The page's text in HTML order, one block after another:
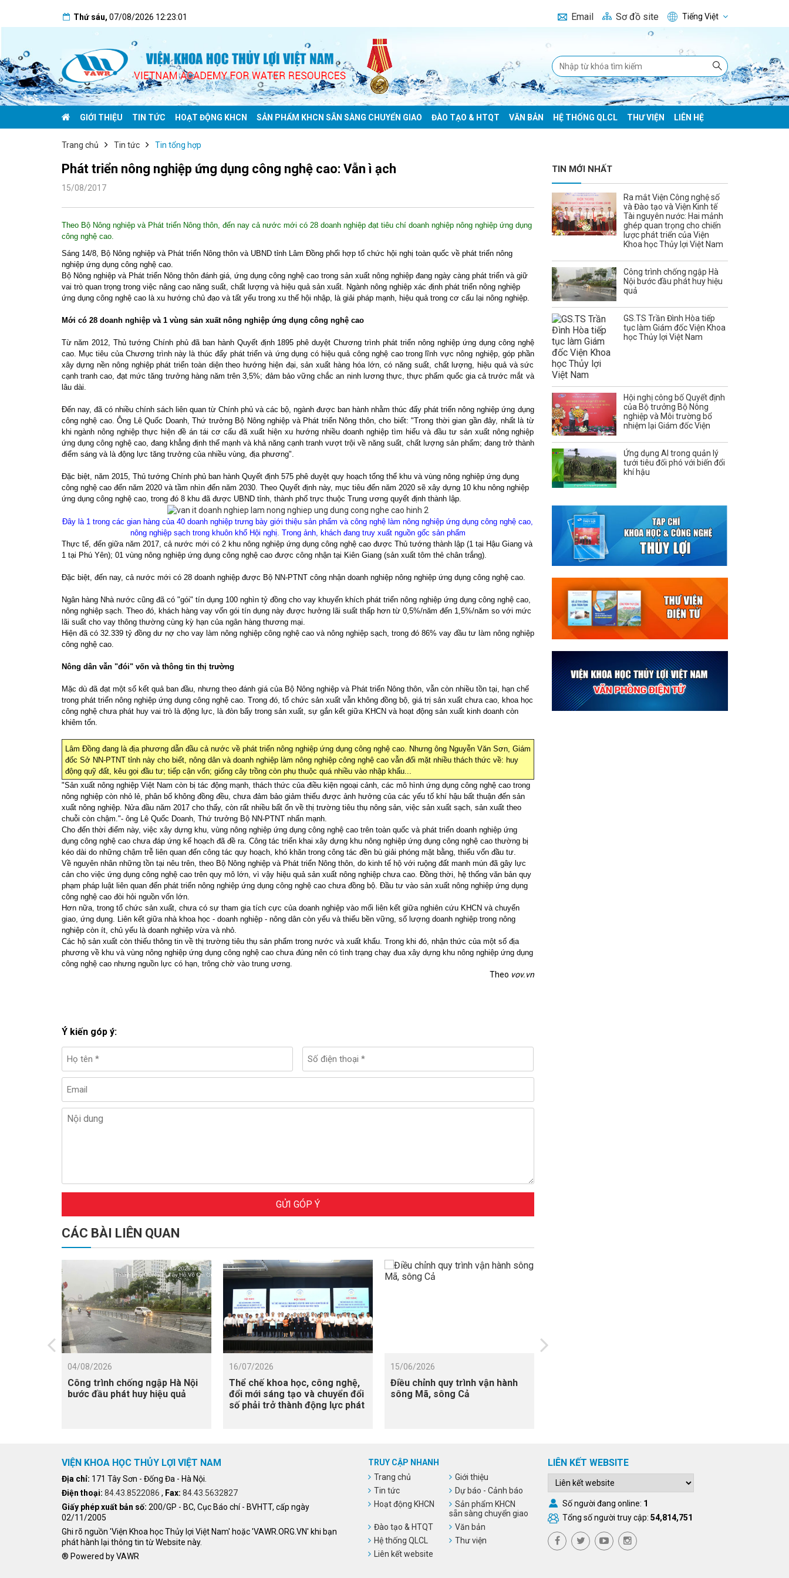
Thứ sáu, 07/08/2026 12:23:02 Email Sơ đồ site Tiếng Việt
GIỚI THIỆU TIN TỨC HOẠT ĐỘNG KHCN SẢN PHẨM KHCN SẴN SÀNG CHUYỂN GIAO ĐÀO TẠO & HTQT VĂN BẢN HỆ THỐNG QLCL THƯ VIỆN LIÊN HỆ
Trang chủ Tin tức Tin tổng hợp
Phát triển nông nghiệp ứng dụng công nghệ cao: Vẫn ì ạch
15/08/2017
Theo Bộ Nông nghiệp và Phát triển Nông thôn, đến nay cả nước mới có 28 doanh nghiệp đạt tiêu chí doanh nghiệp nông nghiệp ứng dụng
công nghệ cao.
Sáng 14/8, Bộ Nông nghiệp và Phát triển Nông thôn và UBND tỉnh Lâm Đồng phối hợp tổ chức hội nghị toàn quốc về phát triển nông
nghiệp ứng dụng công nghệ cao.
Bộ Nông nghiệp và Phát triển Nông thôn đánh giá, ứng dụng công nghệ cao trong sản xuất nông nghiệp đang ngày càng phát triển và giữ
vai trò quan trọng trong việc nâng cao năng suất, chất lượng và hiệu quả sản xuất. Ngành nông nghiệp xác định phát triển nông nghiệp
ứng dụng công nghệ cao là xu hướng chủ đạo và tất yếu trong xu thế hội nhập, là giải pháp mạnh, hiệu quả trong cơ cấu lại nông nghiệp.
Mới có 28 doanh nghiệp và 1 vùng sản xuất nông nghiệp ứng dụng công nghệ cao
Từ năm 2012, Thủ tướng Chính phủ đã ban hành Quyết định 1895 phê duyệt Chương trình phát triển nông nghiệp ứng dụng công nghệ
cao. Mục tiêu của Chương trình này là thúc đẩy phát triển và ứng dụng có hiệu quả công nghệ cao trong lĩnh vực nông nghiệp, góp phần
xây dựng nền nông nghiệp phát triển toàn diện theo hướng hiện đại, sản xuất hàng hóa lớn, có năng suất, chất lượng, hiệu quả và sức
cạnh tranh cao, đạt mức tăng trưởng hàng năm trên 3,5%; đảm bảo vững chắc an ninh lương thực, thực phẩm quốc gia cả trước mắt và
lâu dài.
Đến nay, đã có nhiều chính sách liên quan từ Chính phủ và các bộ, ngành được ban hành nhằm thúc đẩy phát triển nông nghiệp ứng dụng
công nghệ cao. Ông Lê Quốc Doanh, Thứ trưởng Bộ Nông nghiệp và Phát triển Nông thôn, cho biết: "Trong thời gian gần đây, nhất là từ
khi ngành nông nghiệp thực hiện đề án tái cơ cấu đã xuất hiện xu hướng nhiều doanh nghiệp tìm hiểu và đầu tư sản xuất nông nghiệp
ứng dụng công nghệ cao, đang khẳng định thế mạnh và khả năng cạnh tranh vượt trội về năng suất, chất lượng sản phẩm; đang trở thành
điểm sáng và là động lực tăng trưởng của nhiều vùng, địa phương".
Đặc biệt, năm 2015, Thủ tướng Chính phủ ban hành Quyết định 575 phê duyệt quy hoạch tổng thể khu và vùng nông nghiệp ứng dụng
công nghệ cao đến năm 2020 và tầm nhìn đến năm 2030. Theo Quyết định này, mục tiêu đến năm 2020 sẽ xây dựng 10 khu nông nghiệp
ứng dụng công nghệ cao, trong đó 8 khu đã được UBND tỉnh, thành phố trực thuộc Trung ương quyết định thành lập.
Đây là 1 trong các gian hàng của 40 doanh nghiệp trưng bày giới thiệu sản phẩm và công nghệ làm nông nghiệp ứng dụng công nghệ cao,
nông nghiệp sạch trong khuôn khổ Hội nghị. Trong ảnh, khách đang truy xuất nguồn gốc sản phẩm
Thực tế, đến giữa năm 2017, cả nước mới có 2 khu nông nghiệp ứng dụng công nghệ cao được Thủ tướng thành lập (1 tại Hậu Giang và
1 tại Phú Yên); 01 vùng nông nghiệp ứng dụng công nghệ cao được công nhận tại Kiên Giang (sản xuất tôm thẻ chân trắng).
Đặc biệt, đến nay, cả nước mới có 28 doanh nghiệp được Bộ NN-PTNT công nhận doanh nghiệp nông nghiệp ứng dụng công nghệ cao.
Ngân hàng Nhà nước cũng đã có "gói" tín dụng 100 nghìn tỷ đồng cho vay khuyến khích phát triển nông nghiệp ứng dụng công nghệ cao,
nông nghiệp sạch. Theo đó, khách hàng vay vốn gói tín dụng này được hưởng lãi suất thấp hơn từ 0,5%/năm đến 1,5%/năm so với mức
lãi suất cho vay thông thường cùng kỳ hạn của ngân hàng thương mại.
Hiện đã có 32.339 tỷ đồng dư nợ cho vay làm nông nghiệp công nghệ cao và nông nghiệp sạch, trong đó 86% vay đầu tư làm nông nghiệp
công nghệ cao.
Nông dân vẫn "đói" vốn và thông tin thị trường
Mặc dù đã đạt một số kết quả ban đầu, nhưng theo đánh giá của Bộ Nông nghiệp và Phát triển Nông thôn, vẫn còn nhiều tồn tại, hạn chế
trong phát triển nông nghiệp ứng dụng công nghệ cao. Trong đó, tổ chức sản xuất vẫn không đồng bộ, giá trị sản xuất chưa cao, khoa học
công nghệ chưa phát huy vai trò là động lực, là đòn bẩy trong sản xuất, sự gắn kết giữa KHCN và hoạt động sản xuất kinh doanh còn
khiêm tốn.
Lâm Đồng đang là địa phương dẫn đầu cả nước về phát triển nông nghiệp ứng dụng công nghệ cao. Nhưng ông Nguyễn Văn Sơn, Giám
đốc Sở NN-PTNT tỉnh này cho biết, nông dân và doanh nghiệp làm nông nghiệp công nghệ cao vẫn đối mặt nhiều thách thức về: huy
động quỹ đất, kêu gọi đầu tư; tiếp cận vốn; giống cây trồng còn phụ thuộc quá nhiều vào nhập khẩu...
"Sản xuất nông nghiệp Việt Nam còn bị tác động mạnh, thách thức của điều kiện ngoại cảnh, các mô hình ứng dụng công nghệ cao trong
nông nghiệp còn nhỏ lẻ, phân bố không đồng đều, chưa đảm bảo giảm thiểu được ảnh hưởng của các yếu tố khí hậu bất thuận đến sản
xuất nông nghiệp. Nửa đầu năm 2017 cho thấy, còn rất nhiều bất ổn về thị trường tiêu thụ nông sản, việc sản xuất sạch, sản xuất theo
chuỗi còn chậm."- ông Lê Quốc Doanh, Thứ trưởng Bộ NN-PTNT nhấn mạnh.
Cho đến thời điểm này, việc xây dựng khu, vùng nông nghiệp ứng dụng công nghệ cao trên toàn quốc và phát triển doanh nghiệp ứng
dụng công nghệ cao chưa đáp ứng kế hoạch đã đề ra. Công tác triển khai xây dựng khu nông nghiệp ứng dụng công nghệ cao thường bị
kéo dài do những chậm trễ liên quan đến công tác quy hoạch, khó khăn trong công tác đền bù giải phóng mặt bằng, thiếu vốn đầu tư.
Về nguyên nhân những tồn tại nêu trên, theo Bộ Nông nghiệp và Phát triển Nông thôn, do kinh tế hộ với ruộng đất manh mún đã gây lực
cản cho việc ứng dụng công nghệ cao trên quy mô lớn, vì vậy hiệu quả sản xuất nông nghiệp chưa cao. Đồng thời, hệ thống văn bản quy
phạm pháp luật liên quan đến phát triển nông nghiệp ứng dụng công nghệ cao chưa đồng bộ. Đầu tư vào sản xuất nông nghiệp ứng dụng
công nghệ cao đòi hỏi nguồn vốn lớn.
Hơn nữa, trong tổ chức sản xuất, chưa có sự tham gia tích cực của doanh nghiệp vào mối liên kết giữa nghiên cứu KHCN và chuyển
giao, ứng dụng. Liên kết giữa nhà khoa học - doanh nghiệp - nông dân còn yếu và thiếu bền vững, số lượng doanh nghiệp trong nông
nghiệp còn ít, chủ yếu là doanh nghiệp vừa và nhỏ.
Các hộ sản xuất còn thiếu thông tin về thị trường tiêu thụ sản phẩm trong nước và xuất khẩu. Trong khi đó, nhận thức của một số địa
phương về khu và vùng nông nghiệp ứng dụng công nghệ cao chưa đúng nên có tình trạng chạy đua xây dựng khu nông nghiệp ứng dụng
công nghệ cao nhưng nguồn lực có hạn, trông chờ vào trung ương.
Theo vov.vn
Ý kiến góp ý:
GỬI GÓP Ý
CÁC BÀI LIÊN QUAN
04/08/2026
Công trình chống ngập Hà Nội
bước đầu phát huy hiệu quả
16/07/2026
Thể chế khoa học, công nghệ,
đổi mới sáng tạo và chuyển đổi
số phải trở thành động lực phát
15/06/2026
Điều chỉnh quy trình vận hành
sông Mã, sông Cả
TIN MỚI NHẤT
Ra mắt Viện Công nghệ số
và Đào tạo và Viện Kinh tế
Tài nguyên nước: Hai mảnh
ghép quan trọng cho chiến
lược phát triển của Viện
Khoa học Thủy lợi Việt Nam
Công trình chống ngập Hà
Nội bước đầu phát huy hiệu
quả
GS.TS Trần Đình Hòa tiếp
tục làm Giám đốc Viện Khoa
học Thủy lợi Việt Nam
Hội nghị công bố Quyết định
của Bộ trưởng Bộ Nông
nghiệp và Môi trường bổ
nhiệm lại Giám đốc Viện
Ứng dụng AI trong quản lý
tưới tiêu đối phó với biến đổi
khí hậu
VIỆN KHOA HỌC THỦY LỢI VIỆT NAM
Địa chỉ: 171 Tây Sơn - Đống Đa - Hà Nội.
Điện thoại: 84.43.8522086 , Fax: 84.43.5632827
Giấy phép xuất bản số: 200/GP - BC, Cục Báo chí - BVHTT, cấp ngày
02/11/2005
Ghi rõ nguồn 'Viện Khoa học Thủy lợi Việt Nam' hoặc 'VAWR.ORG.VN' khi bạn
phát hành lại thông tin từ Website này.
® Powered by VAWR
TRUY CẬP NHANH
Trang chủ
Giới thiệu
Tin tức
Dự báo - Cảnh báo
Hoạt động KHCN
Sản phẩm KHCN
sẵn sàng chuyển giao
Đào tạo & HTQT
Văn bản
Hệ thống QLCL
Thư viện
Liên kết website
LIÊN KẾT WEBSITE
Số người đang online: 1
Tổng số người truy cập:54,814,751